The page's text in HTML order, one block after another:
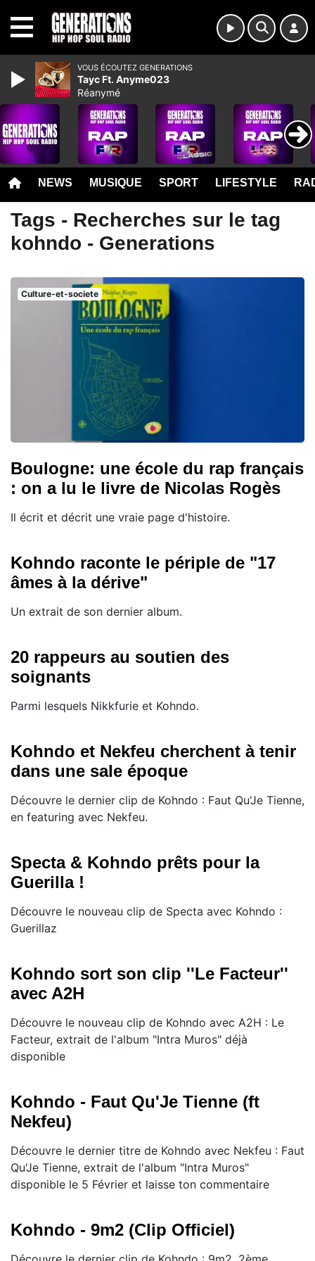
NEWS MUSIQUE SPORT LIFESTYLE
Tags - Recherches sur le tag
kohndo - Generations
Culture-et-societe
Boulogne: une école du rap français
: on a lu le livre de Nicolas Rogès
Il écrit et décrit une vraie page d'histoire.
Kohndo raconte le périple de "17
âmes à la dérive"
Un extrait de son dernier album.
20 rappeurs au soutien des
soignants
Parmi lesquels Nikkfurie et Kohndo.
Kohndo et Nekfeu cherchent à tenir
dans une sale époque
Découvre le dernier clip de Kohndo : Faut Qu'Je Tienne,
en featuring avec Nekfeu.
Specta & Kohndo prêts pour la
Guerilla !
Découvre le nouveau clip de Specta avec Kohndo :
Guerillaz
Kohndo sort son clip ''Le Facteur''
avec A2H
Découvre le nouveau clip de Kohndo avec A2H : Le
Facteur, extrait de l'album "Intra Muros" déjà
disponible
Kohndo - Faut Qu'Je Tienne (ft
Nekfeu)
Découvre le dernier titre de Kohndo avec Nekfeu : Faut
Qu'Je Tienne, extrait de l'album "Intra Muros"
disponible le 5 Février et laisse ton commentaire
Kohndo - 9m2 (Clip Officiel)
VOUS ÉCOUTEZ GENERATIONS
Tayc Ft. Anyme023
Réanymé